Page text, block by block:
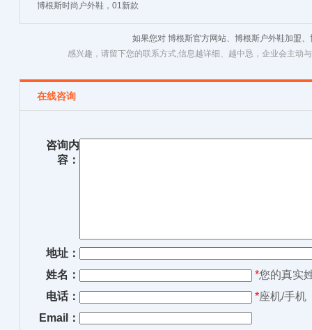
博根斯时尚户外鞋，01新款
上市
如果您对 博根斯官方网站、博根斯户外鞋加盟
感兴趣，请留下您的联系方式,信息越详细、越中恳，企业会主动
在线咨询
咨询内
容：
地址：
姓名：
*您的真实
电话：
*座机/手机
Email：